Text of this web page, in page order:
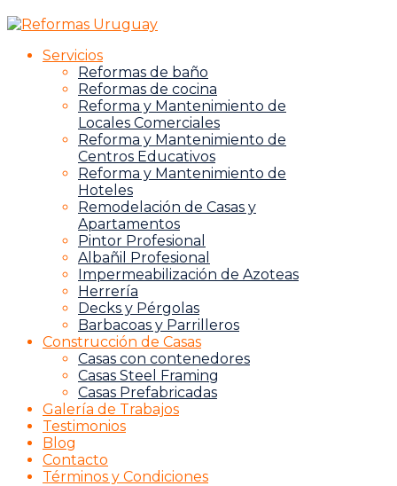
Servicios
Reformas de baño
Reformas de cocina
Reforma y Mantenimiento de
Locales Comerciales
Reforma y Mantenimiento de
Centros Educativos
Reforma y Mantenimiento de
Hoteles
Remodelación de Casas y
Apartamentos
Pintor Profesional
Albañil Profesional
Impermeabilización de Azoteas
Herrería
Decks y Pérgolas
Barbacoas y Parrilleros
Construcción de Casas
Casas con contenedores
Casas Steel Framing
Casas Prefabricadas
Galería de Trabajos
Testimonios
Blog
Contacto
Términos y Condiciones